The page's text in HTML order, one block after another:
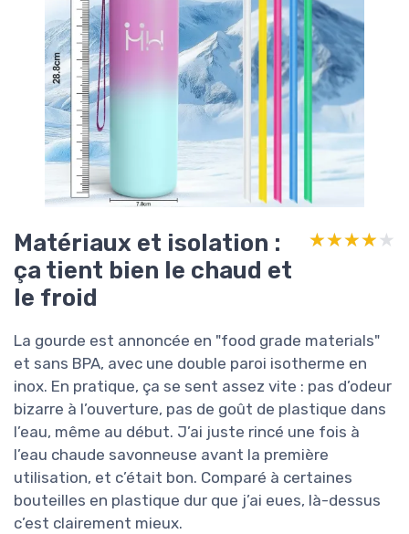
Matériaux et isolation :
ça tient bien le chaud et
le froid
★★★★★
★★★★★
La gourde est annoncée en "food grade materials"
et sans BPA, avec une double paroi isotherme en
inox. En pratique, ça se sent assez vite : pas d’odeur
bizarre à l’ouverture, pas de goût de plastique dans
l’eau, même au début. J’ai juste rincé une fois à
l’eau chaude savonneuse avant la première
utilisation, et c’était bon. Comparé à certaines
bouteilles en plastique dur que j’ai eues, là-dessus
c’est clairement mieux.